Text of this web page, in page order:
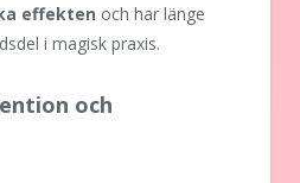
effekten och har länge
i magisk praxis.
och